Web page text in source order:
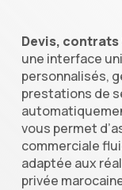
Devis,
une interface
personnalisés,
prestations de
vous permet
commerciale
adaptée aux
privée